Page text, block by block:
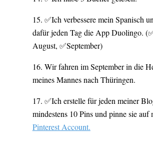
✅Ich verbessere mein Spanisch
dafür jeden Tag die App Duolingo.
August, ✅September)
Wir fahren im September in die
meines Mannes nach Thüringen.
✅Ich erstelle für jeden meiner
mindestens 10 Pins und pinne sie auf
Pinterest Account.